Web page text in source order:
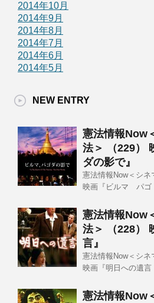
2014年10月
2014年9月
2014年8月
2014年7月
2014年6月
2014年5月
NEW ENTRY
憲法情報Now
法＞ （229）
ダの影で』
憲法情報Now＜シネ
映画『ビルマ パゴ
憲法情報Now
法＞ （228）
言』
憲法情報Now＜シネ
映画『明日への遺言
憲法情報Now